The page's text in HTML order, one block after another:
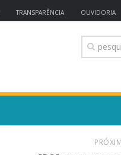
TRANSPARÊNCIA OUVIDORIA